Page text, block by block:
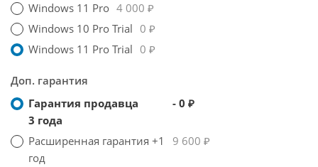
Windows 11 Pro 4 000 ₽
Windows 10 Pro Trial 0 ₽
Windows 11 Pro Trial 0 ₽
Доп. гарантия
Гарантия продавца
3 года
- 0 ₽
Расширенная гарантия +1
год
9 600 ₽